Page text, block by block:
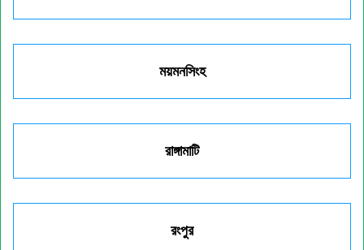
ময়মনসিংহ
রাঙ্গামাটি
রংপুর